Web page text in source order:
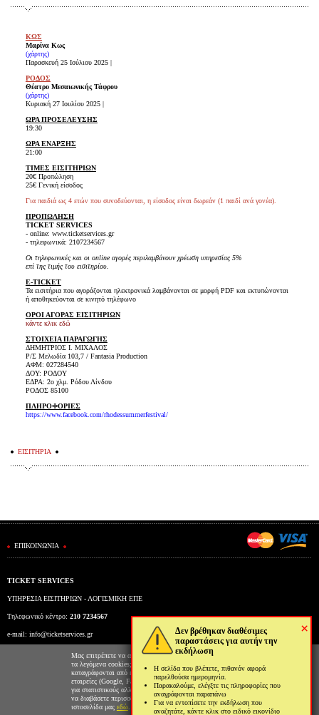
×
Δεν βρέθηκαν διαθέσιμες
παραστάσεις για αυτήν την
εκδήλωση
Η σελίδα που βλέπετε, πιθανόν αφορά
παρελθούσα ημερομηνία.
Παρακαλούμε, ελέγξτε τις πληροφορίες που
αναγράφονται παραπάνω
Για να εντοπίσετε την εκδήλωση που
αναζητάτε, κάντε κλικ στο ειδικό εικονίδιο
ΚΩΣ
Μαρίνα Κως
(χάρτης)
Παρασκευή 25 Ιούλιου 2025 |
ΡΟΔΟΣ
Θέατρο Μεσαιωνικής Τάφρου
(χάρτης)
Κυριακή 27 Ιουλίου 2025 |
ΩΡΑ ΠΡΟΣΕΛΕΥΣΗΣ
19:30
ΩΡΑ ΕΝΑΡΞΗΣ
21:00
ΤΙΜΕΣ ΕΙΣΙΤΗΡΙΩΝ
20€ Προπώληση
25€ Γενική είσοδος
Για παιδιά ως 4 ετών που συνοδεύονται, η είσοδος είναι δωρεάν (1 παιδί ανά γονέα).
ΠΡΟΠΩΛΗΣΗ
TICKET SERVICES
- online: www.ticketservices.gr
- τηλεφωνικά: 2107234567
Οι τηλεφωνικές και οι online αγορές περιλαμβάνουν χρέωση υπηρεσίας 5%
επί της τιμής του εισιτηρίου.
E-TICKET
Τα εισιτήρια που αγοράζονται ηλεκτρονικά λαμβάνονται σε μορφή PDF και εκτυπώνονται
ή αποθηκεύονται σε κινητό τηλέφωνο
ΟΡΟΙ ΑΓΟΡΑΣ ΕΙΣΙΤΗΡΙΩΝ
κάντε κλικ εδώ
ΣΤΟΙΧΕΙΑ ΠΑΡΑΓΩΓΗΣ
ΔΗΜΗΤΡΙΟΣ Ι. ΜΙΧΑΛΟΣ
Ρ/Σ Μελωδία 103,7 / Fantasia Production
ΑΦΜ: 027284540
ΔΟΥ: ΡΟΔΟΥ
ΕΔΡΑ: 2o χλμ. Ρόδου Λίνδου
ΡΟΔΟΣ 85100
ΠΛΗΡΟΦΟΡΙΕΣ
https://www.facebook.com/rhodessummerfestival/
ΕΙΣΙΤΗΡΙΑ
ΕΠΙΚΟΙΝΩΝΙΑ
TICKET SERVICES
ΥΠΗΡΕΣΙΑ ΕΙΣΙΤΗΡΙΩΝ - ΛΟΓΙΣΜΙΚΗ ΕΠΕ
Τηλεφωνικό κέντρο: 210 7234567
e-mail: info@ticketservices.gr
Εκδοτήριο: Πανεπιστημίου 39 (Στοά Πεσμαζόγλου), Αθήνα
Ώρες λειτουργίας εκδοτηρίου: Δευ-Παρ: 9πμ-5μμ
Μας επιτρέπετε να αποθηκεύουμε στον φυλλομετρητή σας
τα λεγόμενα cookies; Με αυτόν τον τρόπο θα
καταγράφονται από εμάς και τρίτες συνεργαζόμενες
εταιρείες (Google, Facebook κτλ) στοιχεία επισκεψιμότητας
για στατιστικούς αλλά και διαφημιστικούς λόγους. Μπορείτε
να διαβάσετε περισσότερα για την χρήση cookies από την
ιστοσελίδα μας εδώ